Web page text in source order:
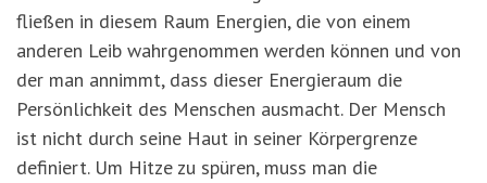
fließen in diesem Raum Energien, die von einem
anderen Leib wahrgenommen werden können und von
der man annimmt, dass dieser Energieraum die
Persönlichkeit des Menschen ausmacht. Der Mensch
ist nicht durch seine Haut in seiner Körpergrenze
definiert. Um Hitze zu spüren, muss man die